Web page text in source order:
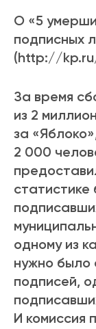
О «5
подписных
(http://
За время
из 2
за
2 000
статистике
одному из
нужно было
подписей,
И комиссия